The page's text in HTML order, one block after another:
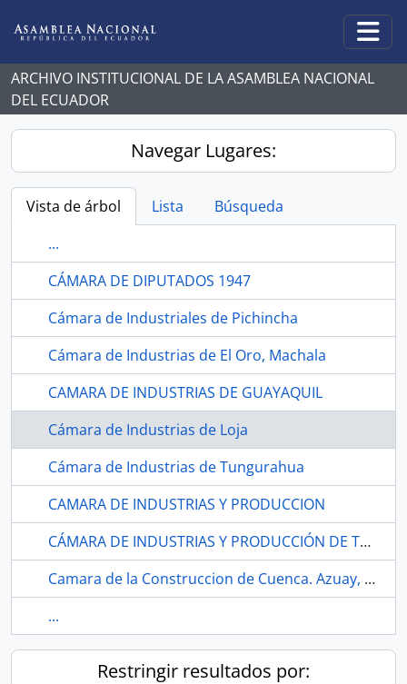
ARCHIVO INSTITUCIONAL DE LA ASAMBLEA NACIONAL
DEL ECUADOR
Navegar Lugares:
Vista de árbol Lista
Búsqueda
...
CÁMARA DE DIPUTADOS 1947
Cámara de Industriales de Pichincha
Cámara de Industrias de El Oro, Machala
CAMARA DE INDUSTRIAS DE GUAYAQUIL
Cámara de Industrias de Loja
Cámara de Industrias de Tungurahua
CAMARA DE INDUSTRIAS Y PRODUCCION
CÁMARA DE INDUSTRIAS Y PRODUCCIÓN DE TUNGURAHUA
Camara de la Construccion de Cuenca. Azuay, Cuenca
...
Restringir resultados por: